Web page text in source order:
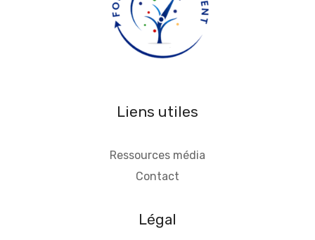
Liens utiles
Ressources média
Contact
Légal